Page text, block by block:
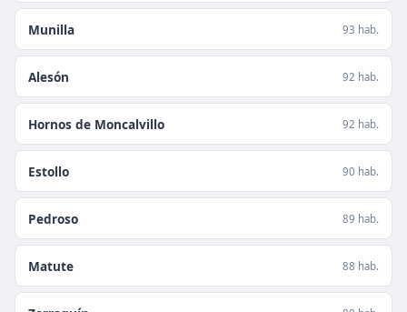
Munilla 93 hab.
Alesón 92 hab.
Hornos de Moncalvillo 92 hab.
Estollo 90 hab.
Pedroso 89 hab.
Matute 88 hab.